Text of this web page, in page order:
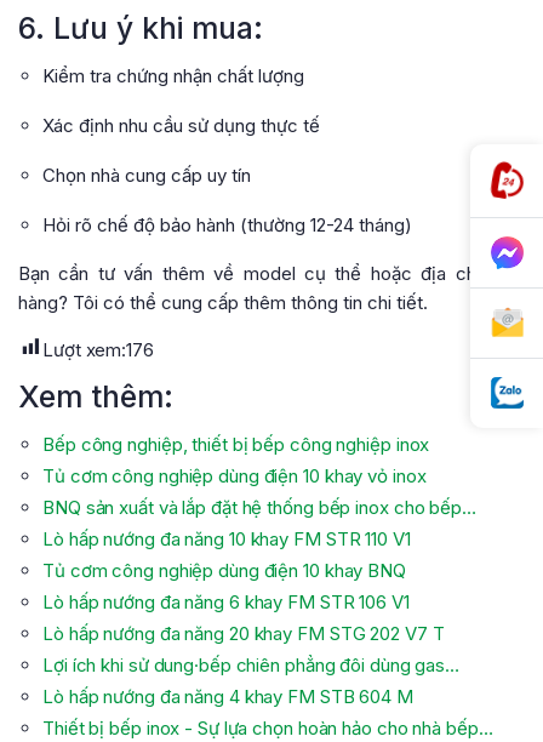
6. Lưu ý khi mua:
Kiểm tra chứng nhận chất lượng
Xác định nhu cầu sử dụng thực tế
Chọn nhà cung cấp uy tín
Hỏi rõ chế độ bảo hành (thường 12-24 tháng)
Bạn cần tư vấn thêm về model cụ thể hoặc địa chỉ mua
hàng? Tôi có thể cung cấp thêm thông tin chi tiết.
Lượt xem:176
Xem thêm:
Bếp công nghiệp, thiết bị bếp công nghiệp inox
Tủ cơm công nghiệp dùng điện 10 khay vỏ inox
BNQ sản xuất và lắp đặt hệ thống bếp inox cho bếp…
Lò hấp nướng đa năng 10 khay FM STR 110 V1
Tủ cơm công nghiệp dùng điện 10 khay BNQ
Lò hấp nướng đa năng 6 khay FM STR 106 V1
Lò hấp nướng đa năng 20 khay FM STG 202 V7 T
Lợi ích khi sử dung·bếp chiên phẳng đôi dùng gas…
Lò hấp nướng đa năng 4 khay FM STB 604 M
Thiết bị bếp inox - Sự lựa chọn hoàn hảo cho nhà bếp…